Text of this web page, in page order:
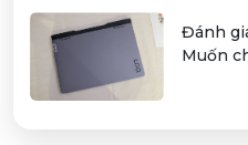
làm đồ
Đánh
Muốn